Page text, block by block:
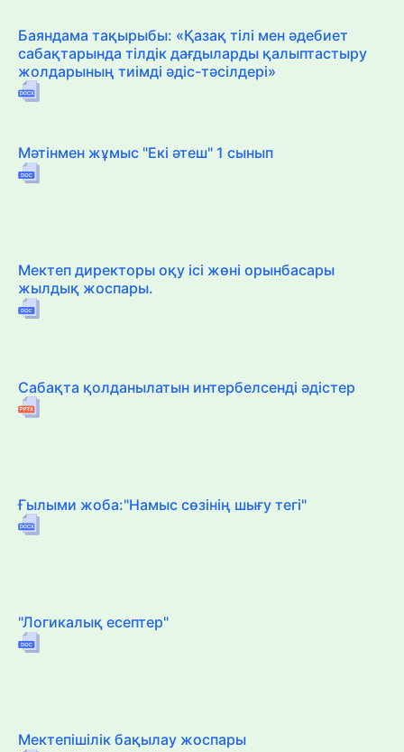
Баяндама тақырыбы: «Қазақ тілі мен әдебиет
сабақтарында тілдік дағдыларды қалыптастыру
жолдарының тиімді әдіс-тәсілдері»
Мәтінмен жұмыс "Екі әтеш" 1 сынып
Мектеп директоры оқу ісі жөні орынбасары
жылдық жоспары.
Сабақта қолданылатын интербелсенді әдістер
Ғылыми жоба:"Намыс сөзінің шығу тегі"
"Логикалық есептер"
Мектепішілік бақылау жоспары